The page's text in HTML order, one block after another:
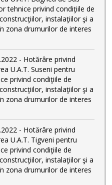
tehnice privind condiţiile de
instalaţiilor şi a
zona drumurilor de interes
- Hotărâre privind
U.A.T. Suseni pentru
privind condiţiile de
instalaţiilor şi a
zona drumurilor de interes
- Hotărâre privind
U.A.T. Tigveni pentru
privind condiţiile de
instalaţiilor şi a
zona drumurilor de interes